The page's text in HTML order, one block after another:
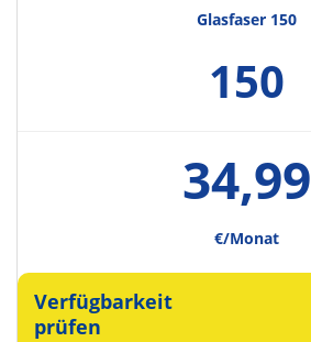
Glasfaser 150
150
34,99
€/Monat
Verfügbarkeit
prüfen